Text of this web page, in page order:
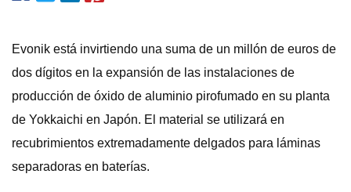
Evonik está invirtiendo una suma de un millón de euros de
dos dígitos en la expansión de las instalaciones de
producción de óxido de aluminio pirofumado en su planta
de Yokkaichi en Japón. El material se utilizará en
recubrimientos extremadamente delgados para láminas
separadoras en baterías.